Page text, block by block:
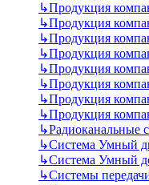
↳Продукция
↳Продукция
↳Продукция
↳Продукция
↳Продукция
↳Продукция
↳Продукция
↳Продукция
↳Радиоканальные
↳Система Умный
↳Система Умный
↳Системы